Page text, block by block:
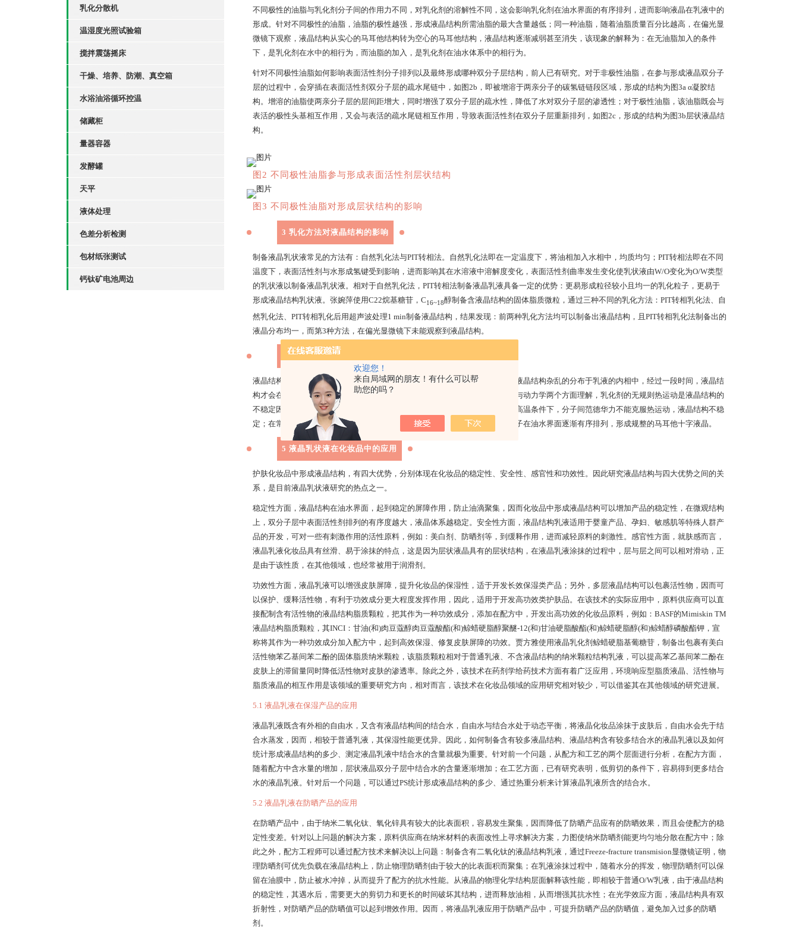
欢迎您！
来自局域网的朋友！有什么可以帮
助您的吗？
乳化分散机
温湿度光照试验箱
搅拌震荡摇床
干燥、培养、防潮、真空箱
水浴油浴循环控温
储藏柜
量器容器
发酵罐
天平
液体处理
色差分析检测
包材纸张测试
钙钛矿电池周边
不同极性的油脂与乳化剂分子间的作用力不同，对乳化剂的溶解性不同，这会影响乳化剂在油水界面的有序排列，进而影响液晶在乳液中的
形成。针对不同极性的油脂，油脂的极性越强，形成液晶结构所需油脂的最大含量越低；同一种油脂，随着油脂质量百分比越高，在偏光显
微镜下观察，液晶结构从实心的马耳他结构转为空心的马耳他结构，液晶结构逐渐减弱甚至消失，该现象的解释为：在无油脂加入的条件
下，是乳化剂在水中的相行为，而油脂的加入，是乳化剂在油水体系中的相行为。
针对不同极性油脂如何影响表面活性剂分子排列以及最终形成哪种双分子层结构，前人已有研究。对于非极性油脂，在参与形成液晶双分子
层的过程中，会穿插在表面活性剂双分子层的疏水尾链中，如图2b，即被增溶于两亲分子的碳氢链链段区域，形成的结构为图3a α凝胶结
构。增溶的油脂使两亲分子层的层间距增大，同时增强了双分子层的疏水性，降低了水对双分子层的渗透性；对于极性油脂，该油脂既会与
表活的极性头基相互作用，又会与表活的疏水尾链相互作用，导致表面活性剂在双分子层重新排列，如图2c，形成的结构为图3b层状液晶结
构。
图2 不同极性油脂参与形成表面活性剂层状结构
图3 不同极性油脂对形成层状结构的影响
3 乳化方法对液晶结构的影响
制备液晶乳状液常见的方法有：自然乳化法与PIT转相法。自然乳化法即在一定温度下，将油相加入水相中，均质均匀；PIT转相法即在不同
温度下，表面活性剂与水形成氢键受到影响，进而影响其在水溶液中溶解度变化，表面活性剂曲率发生变化使乳状液由W/O变化为O/W类型
的乳状液以制备液晶乳状液。相对于自然乳化法，PIT转相法制备液晶乳液具备一定的优势：更易形成粒径较小且均一的乳化粒子，更易于
形成液晶结构乳状液。张婉萍使用C22烷基糖苷，C16~18醇制备含液晶结构的固体脂质微粒，通过三种不同的乳化方法：PIT转相乳化法、自
然乳化法、PIT转相乳化后用超声波处理1 min制备液晶结构，结果发现：前两种乳化方法均可以制备出液晶结构，且PIT转相乳化法制备出的
液晶分布均一，而第3种方法，在偏光显微镜下未能观察到液晶结构。
4 液晶结构的形成
液晶结构的形成是一个缓慢的过程，冷却搅拌过程中，通过偏光显微镜观察，液晶结构杂乱的分布于乳液的内相中，经过一段时间，液晶结
构才会在油水界面有序排列，形成马耳他十字液晶。这一问题的理解从热力学与动力学两个方面理解，乳化剂的无规则热运动是液晶结构的
不稳定因素，乳化剂在油、水环境下的范德华力是液晶结构的稳定性因素。在高温条件下，分子间范德华力不能克服热运动，液晶结构不稳
定；在常温、低温条件下，液晶分子间范德华力克服分子的热运动，乳化剂分子在油水界面逐渐有序排列，形成规整的马耳他十字液晶。
5 液晶乳状液在化妆品中的应用
护肤化妆品中形成液晶结构，有四大优势，分别体现在化妆品的稳定性、安全性、感官性和功效性。因此研究液晶结构与四大优势之间的关
系，是目前液晶乳状液研究的热点之一。
稳定性方面，液晶结构在油水界面，起到稳定的屏障作用，防止油滴聚集，因而化妆品中形成液晶结构可以增加产品的稳定性，在微观结构
上，双分子层中表面活性剂排列的有序度越大，液晶体系越稳定。安全性方面，液晶结构乳液适用于婴童产品、孕妇、敏感肌等特殊人群产
品的开发，可对一些有刺激作用的活性原料，例如：美白剂、防晒剂等，到缓释作用，进而减轻原料的刺激性。感官性方面，就肤感而言，
液晶乳液化妆品具有丝滑、易于涂抹的特点，这是因为层状液晶具有的层状结构，在液晶乳液涂抹的过程中，层与层之间可以相对滑动，正
是由于该性质，在其他领域，也经常被用于润滑剂。
功效性方面，液晶乳液可以增强皮肤屏障，提升化妆品的保湿性，适于开发长效保湿类产品；另外，多层液晶结构可以包裹活性物，因而可
以保护、缓释活性物，有利于功效成分更大程度发挥作用，因此，适用于开发高功效类护肤品。在该技术的实际应用中，原料供应商可以直
接配制含有活性物的液晶结构脂质颗粒，把其作为一种功效成分，添加在配方中，开发出高功效的化妆品原料，例如：BASF的Mimiskin TM
液晶结构脂质颗粒，其INCI：甘油(和)肉豆蔻醇肉豆蔻酸酯(和)鲸蜡硬脂醇聚醚-12(和)甘油硬脂酸酯(和)鲸蜡硬脂醇(和)鲸蜡醇磷酸酯钾，宣
称将其作为一种功效成分加入配方中，起到高效保湿、修复皮肤屏障的功效。贾方雅使用液晶乳化剂鲸蜡硬脂基葡糖苷，制备出包裹有美白
活性物苯乙基间苯二酚的固体脂质纳米颗粒，该脂质颗粒相对于普通乳液、不含液晶结构的纳米颗粒结构乳液，可以提高苯乙基间苯二酚在
皮肤上的滞留量同时降低活性物对皮肤的渗透率。除此之外，该技术在药剂学给药技术方面有着广泛应用，环境响应型脂质液晶、活性物与
脂质液晶的相互作用是该领域的重要研究方向，相对而言，该技术在化妆品领域的应用研究相对较少，可以借鉴其在其他领域的研究进展。
5.1 液晶乳液在保湿产品的应用
液晶乳液既含有外相的自由水，又含有液晶结构间的结合水，自由水与结合水处于动态平衡，将液晶化妆品涂抹于皮肤后，自由水会先于结
合水蒸发，因而，相较于普通乳液，其保湿性能更优异。因此，如何制备含有较多液晶结构、液晶结构含有较多结合水的液晶乳液以及如何
统计形成液晶结构的多少、测定液晶乳液中结合水的含量就极为重要。针对前一个问题，从配方和工艺的两个层面进行分析，在配方方面，
随着配方中含水量的增加，层状液晶双分子层中结合水的含量逐渐增加；在工艺方面，已有研究表明，低剪切的条件下，容易得到更多结合
水的液晶乳液。针对后一个问题，可以通过PS统计形成液晶结构的多少、通过热重分析来计算液晶乳液所含的结合水。
5.2 液晶乳液在防晒产品的应用
在防晒产品中，由于纳米二氧化钛、氧化锌具有较大的比表面积，容易发生聚集，因而降低了防晒产品应有的防晒效果，而且会使配方的稳
定性变差。针对以上问题的解决方案，原料供应商在纳米材料的表面改性上寻求解决方案，力图使纳米防晒剂能更均匀地分散在配方中；除
此之外，配方工程师可以通过配方技术来解决以上问题：制备含有二氧化钛的液晶结构乳液，通过Freeze-fracture transmision显微镜证明，物
理防晒剂可优先负载在液晶结构上，防止物理防晒剂由于较大的比表面积而聚集；在乳液涂抹过程中，随着水分的挥发，物理防晒剂可以保
留在油膜中，防止被水冲掉，从而提升了配方的抗水性能。从液晶的物理化学结构层面解释该性能，即相较于普通O/W乳液，由于液晶结构
的稳定性，其遇水后，需要更大的剪切力和更长的时间破坏其结构，进而释放油相，从而增强其抗水性；在光学效应方面，液晶结构具有双
折射性，对防晒产品的防晒值可以起到增效作用。因而，将液晶乳液应用于防晒产品中，可提升防晒产品的防晒值，避免加入过多的防晒
剂。